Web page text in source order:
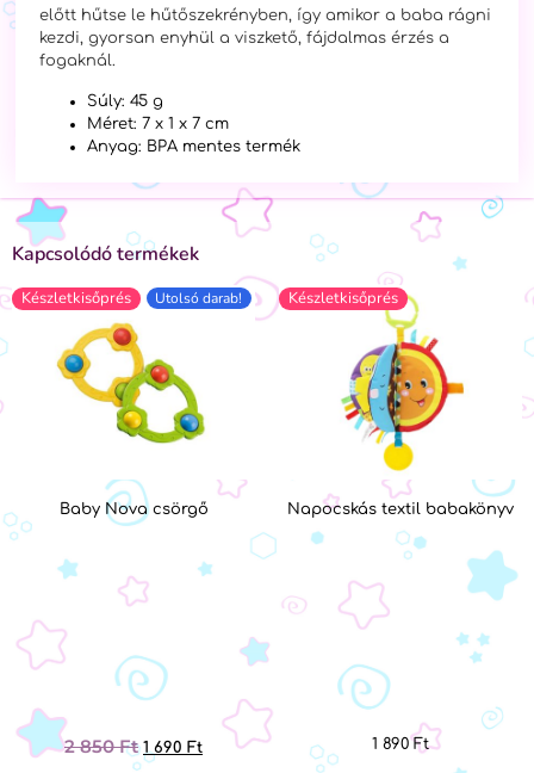
előtt hűtse le hűtőszekrényben, így amikor a baba rágni
kezdi, gyorsan enyhül a viszkető, fájdalmas érzés a
fogaknál.
Súly: 45 g
Méret: 7 x 1 x 7 cm
Anyag: BPA mentes termék
Kapcsolódó termékek
Készletkisőprés Utolsó darab!
Baby Nova csörgő
2 850Ft 1 690 Ft
Készletkisőprés
Napocskás textil babakönyv
1 890Ft